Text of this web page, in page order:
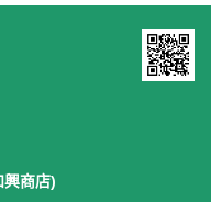
商店)